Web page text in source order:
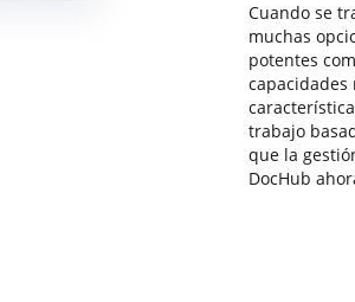
Cuando se
muchas
potentes
capacidades
trabajo
que la
DocHub